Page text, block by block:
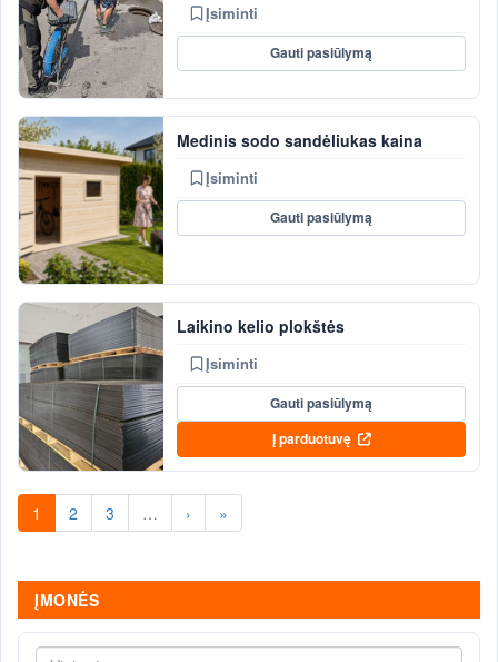
Įsiminti
Gauti pasiūlymą
Medinis sodo sandėliukas kaina
Įsiminti
Gauti pasiūlymą
Laikino kelio plokštės
Įsiminti
Gauti pasiūlymą
Į parduotuvę
1 2 3 … › »
ĮMONĖS